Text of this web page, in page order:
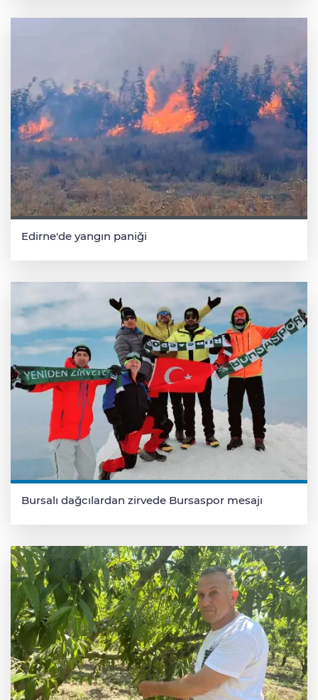
Edirne'de yangın paniği
Bursalı dağcılardan zirvede Bursaspor mesajı